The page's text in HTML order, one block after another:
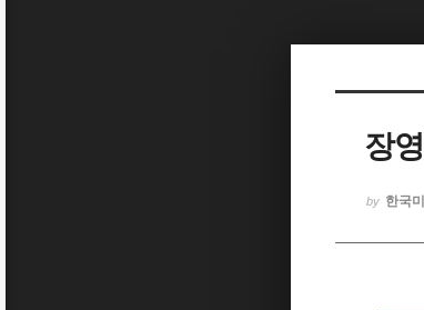
장
by 한국
Sketchbook5, 스케치북5
Sketchbook5, 스케치북5